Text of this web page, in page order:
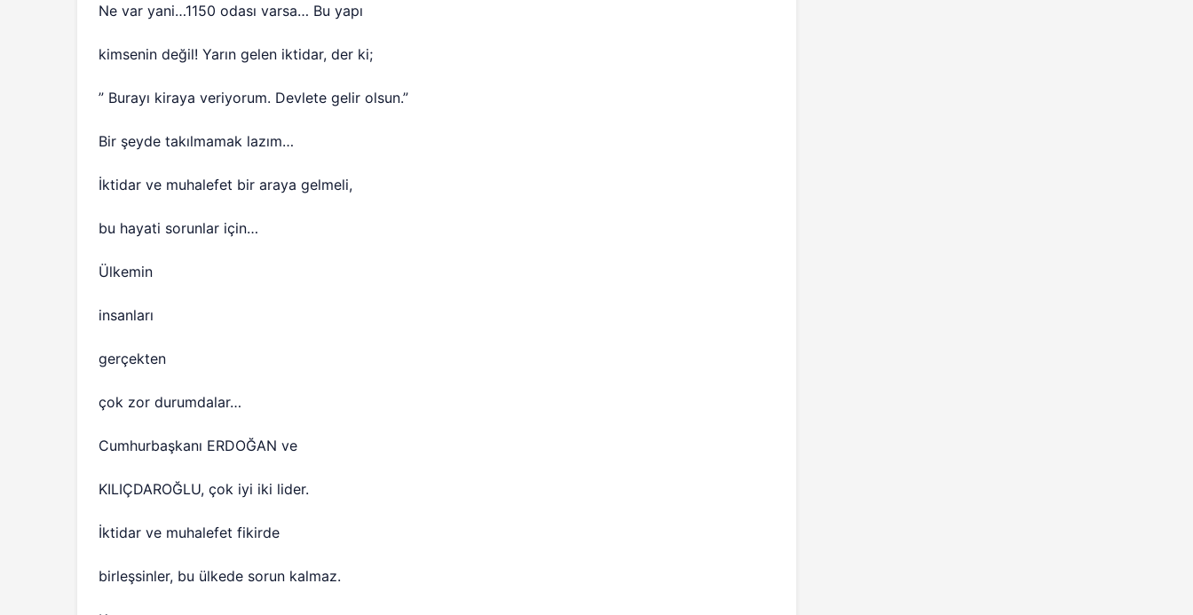
Ne var yani…1150 odası varsa… Bu yapı
kimsenin değil! Yarın gelen iktidar, der ki;
” Burayı kiraya veriyorum. Devlete gelir olsun.”
Bir şeyde takılmamak lazım…
İktidar ve muhalefet bir araya gelmeli,
bu hayati sorunlar için…
Ülkemin
insanları
gerçekten
çok zor durumdalar…
Cumhurbaşkanı ERDOĞAN ve
KILIÇDAROĞLU, çok iyi iki lider.
İktidar ve muhalefet fikirde
birleşsinler, bu ülkede sorun kalmaz.